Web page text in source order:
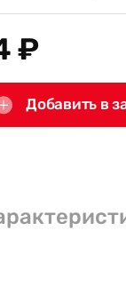
₽
Добавить в